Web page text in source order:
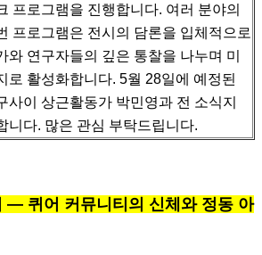
프로그램을 진행합니다. 여러 분야의
프로그램은 전시의 담론을 입체적으로
와 연구자들의 깊은 통찰을 나누며 미
로 활성화합니다. 5월 28일에 예정된
사이 상근활동가 박민영과 전 소식지
니다. 많은 관심 부탁드립니다.
— 퀴어 커뮤니티의 신체와 정동 아